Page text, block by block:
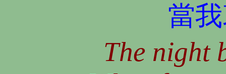
當
The night